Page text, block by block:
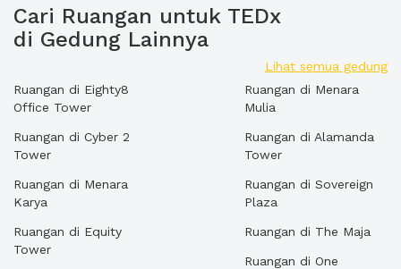
Cari Ruangan untuk TEDx
di Gedung Lainnya
Lihat semua gedung
Ruangan di Eighty8
Office Tower
Ruangan di Cyber 2
Tower
Ruangan di Menara
Karya
Ruangan di Equity
Tower
Ruangan di Menara
Mulia
Ruangan di Alamanda
Tower
Ruangan di Sovereign
Plaza
Ruangan di The Maja
Ruangan di One